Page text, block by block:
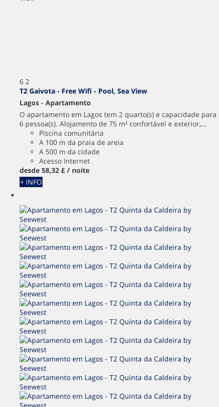
6 2
T2 Gaivota - Free Wifi - Pool, Sea View
Lagos - Apartamento
O apartamento em Lagos tem 2 quarto(s) e capacidade para
6 pessoa(s). Alojamento de 75 m² confortável e exterior,...
Piscina comunitária
A 100 m da praia de areia
A 500 m da cidade
Acesso Internet
desde 58,32 £ / noite
+ INFO